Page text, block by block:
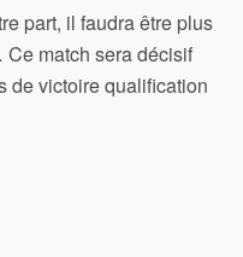
part, il faudra être plus
match sera décisif
de victoire qualification